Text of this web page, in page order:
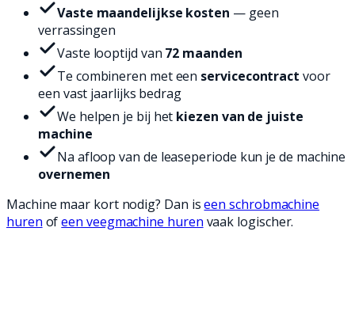
Vaste maandelijkse kosten — geen
verrassingen
Vaste looptijd van 72 maanden
Te combineren met een servicecontract voor
een vast jaarlijks bedrag
We helpen je bij het kiezen van de juiste
machine
Na afloop van de leaseperiode kun je de machine
overnemen
Machine maar kort nodig? Dan is een schrobmachine
huren ofeen veegmachine huren vaak logischer.